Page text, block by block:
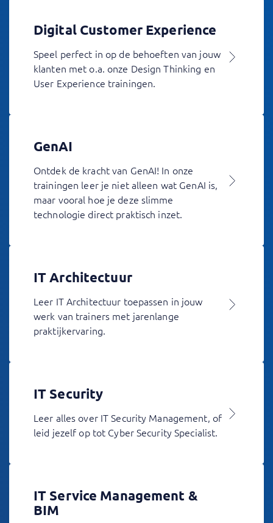
Digital Customer Experience
Speel perfect in op de behoeften van jouw
klanten met o.a. onze Design Thinking en
User Experience trainingen.
GenAI
Ontdek de kracht van GenAI! In onze
trainingen leer je niet alleen wat GenAI is,
maar vooral hoe je deze slimme
technologie direct praktisch inzet.
IT Architectuur
Leer IT Architectuur toepassen in jouw
werk van trainers met jarenlange
praktijkervaring.
IT Security
Leer alles over IT Security Management, of
leid jezelf op tot Cyber Security Specialist.
IT Service Management &
BIM